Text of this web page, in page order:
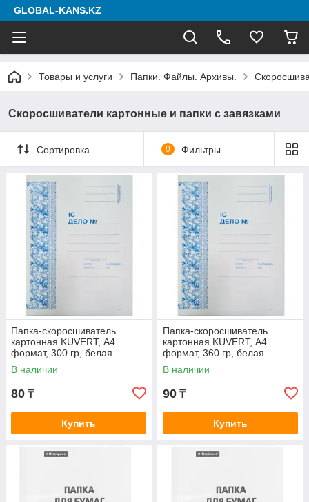
GLOBAL-KANS.KZ
Товары и услуги Папки. Файлы. Архивы.
Скоросшиватели картонные и папки с завязками
Сортировка 0 Фильтры
Папка-скоросшиватель
картонная KUVERT, А4
формат, 300 гр, белая
В наличии
80 ₸
Купить
Папка-скоросшиватель
картонная KUVERT, А4
формат, 360 гр, белая
В наличии
90 ₸
Купить